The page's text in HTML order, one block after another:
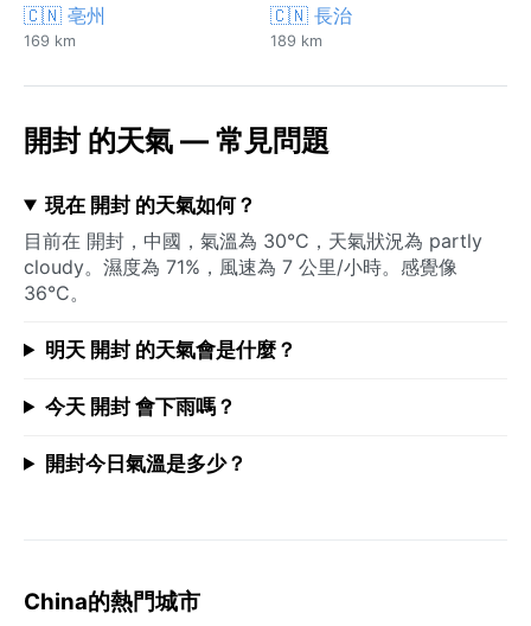
🇨🇳 亳州
169 km
🇨🇳 長治
189 km
開封 的天氣 — 常見問題
現在 開封 的天氣如何？
目前在 開封，中國，氣溫為 30°C，天氣狀況為 partly
cloudy。濕度為 71%，風速為 7 公里/小時。感覺像
36°C。
明天 開封 的天氣會是什麼？
今天 開封 會下雨嗎？
開封今日氣溫是多少？
China的熱門城市